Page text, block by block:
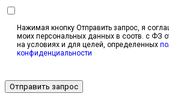
Нажимая кнопку Отправить запрос, я
моих персональных данных в соотв. с ФЗ
на условиях и для целей, определенных
конфиденциальности
Отправить запрос